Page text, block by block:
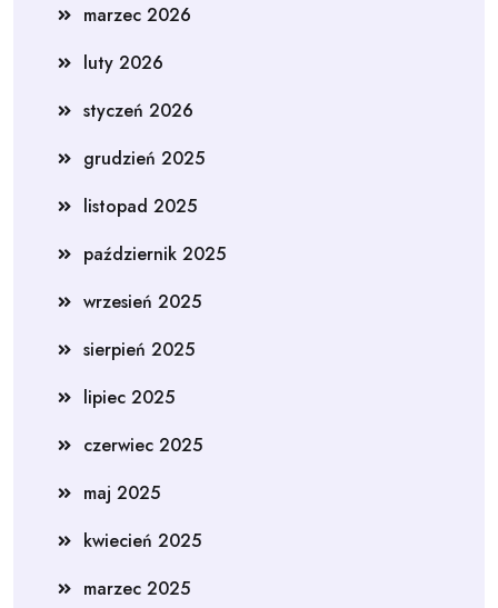
marzec 2026
luty 2026
styczeń 2026
grudzień 2025
listopad 2025
październik 2025
wrzesień 2025
sierpień 2025
lipiec 2025
czerwiec 2025
maj 2025
kwiecień 2025
marzec 2025